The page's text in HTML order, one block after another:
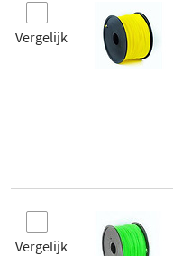
Vergelijk
Vergelijk